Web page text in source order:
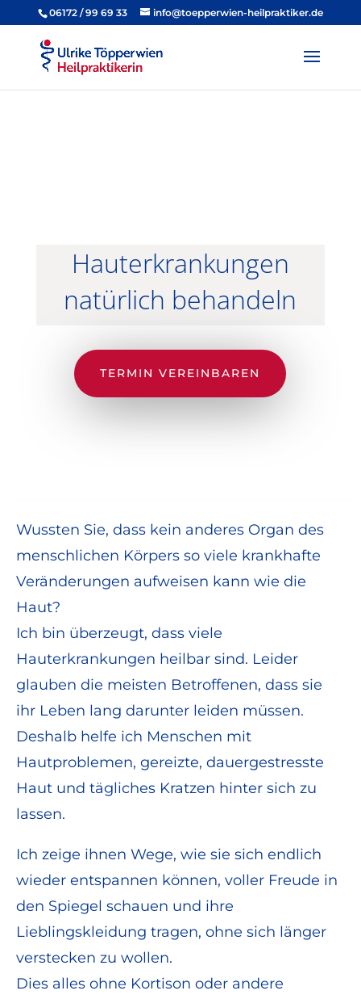
06172 / 99 69 33 info@toepperwien-heilpraktiker.de
Hauterkrankungen
natürlich behandeln
TERMIN VEREINBAREN
Wussten Sie, dass kein anderes Organ des
menschlichen Körpers so viele krankhafte
Veränderungen aufweisen kann wie die
Haut?
Ich bin überzeugt, dass viele
Hauterkrankungen heilbar sind. Leider
glauben die meisten Betroffenen, dass sie
ihr Leben lang darunter leiden müssen.
Deshalb helfe ich Menschen mit
Hautproblemen, gereizte, dauergestresste
Haut und tägliches Kratzen hinter sich zu
lassen.
Ich zeige ihnen Wege, wie sie sich endlich
wieder entspannen können, voller Freude in
den Spiegel schauen und ihre
Lieblingskleidung tragen, ohne sich länger
verstecken zu wollen.
Dies alles ohne Kortison oder andere